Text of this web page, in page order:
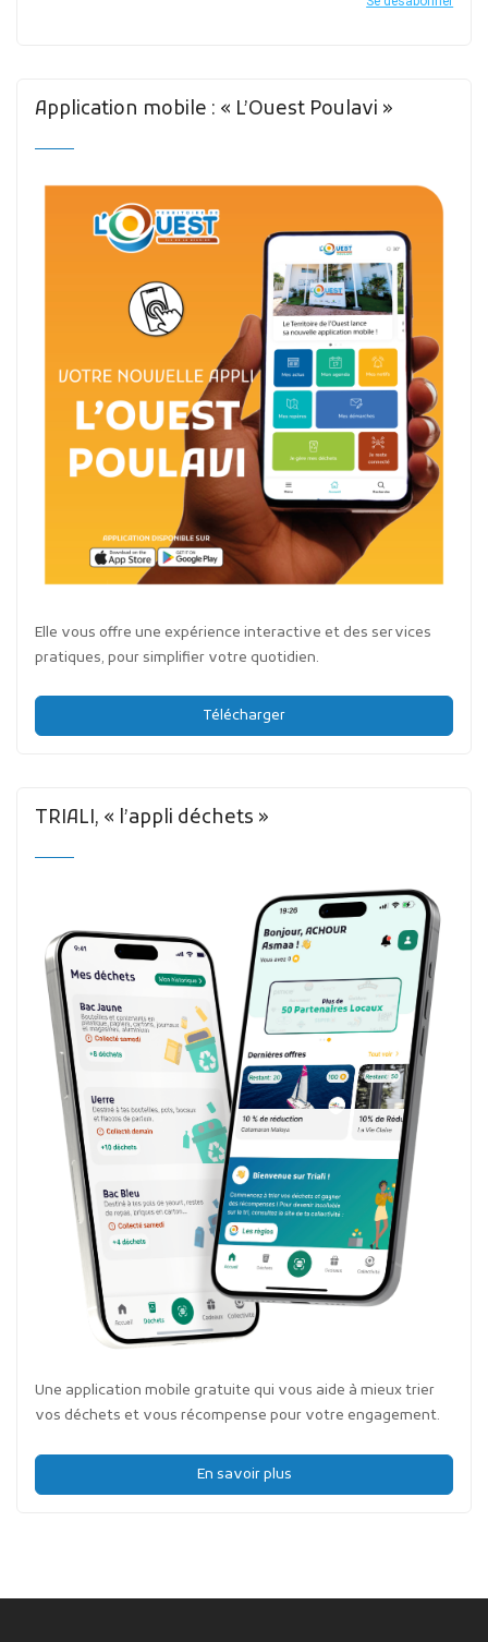
Application mobile : « L’Ouest Poulavi »
Elle vous offre une expérience interactive et des services
pratiques, pour simplifier votre quotidien.
Télécharger
TRIALI, « l’appli déchets »
Une application mobile gratuite qui vous aide à mieux trier
vos déchets et vous récompense pour votre engagement.
En savoir plus